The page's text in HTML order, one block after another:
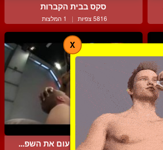
סקס בבית הקברות
5816 צפיות | 1 המלצות
מכריחה אותו לטעום את השפ...
X